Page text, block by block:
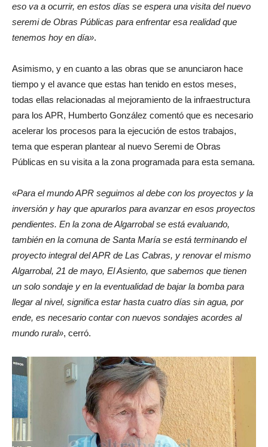
eso va a ocurrir, en estos días se espera una visita del nuevo
seremi de Obras Públicas para enfrentar esa realidad que
tenemos hoy en día».
Asimismo, y en cuanto a las obras que se anunciaron hace
tiempo y el avance que estas han tenido en estos meses,
todas ellas relacionadas al mejoramiento de la infraestructura
para los APR, Humberto González comentó que es necesario
acelerar los procesos para la ejecución de estos trabajos,
tema que esperan plantear al nuevo Seremi de Obras
Públicas en su visita a la zona programada para esta semana.
«Para el mundo APR seguimos al debe con los proyectos y la
inversión y hay que apurarlos para avanzar en esos proyectos
pendientes. En la zona de Algarrobal se está evaluando,
también en la comuna de Santa María se está terminando el
proyecto integral del APR de Las Cabras, y renovar el mismo
Algarrobal, 21 de mayo, El Asiento, que sabemos que tienen
un solo sondaje y en la eventualidad de bajar la bomba para
llegar al nivel, significa estar hasta cuatro días sin agua, por
ende, es necesario contar con nuevos sondajes acordes al
mundo rural», cerró.